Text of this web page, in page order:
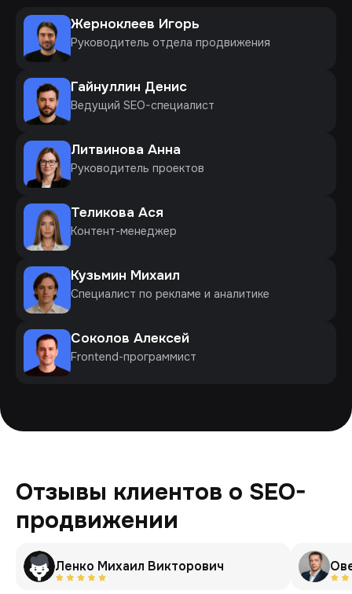
Жерноклеев Игорь
Руководитель отдела продвижения
Гайнуллин Денис
Ведущий SEO-специалист
Литвинова Анна
Руководитель проектов
Теликова Ася
Контент-менеджер
Кузьмин Михаил
Специалист по рекламе и аналитике
Соколов Алексей
Frontend-программист
Отзывы клиентов о SEO-
продвижении
Ленко Михаил Викторович